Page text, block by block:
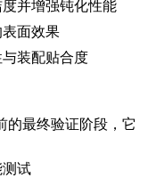
度并增强钝化性能
表面效果
与装配贴合度
的最终验证阶段，它
试